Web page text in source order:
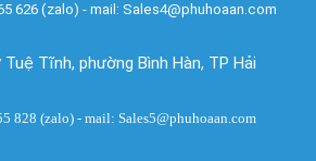
626 (zalo) - mail: Sales4@phuhoaan.com
Tĩnh, phường Bình Hàn, TP Hải
828 (zalo) - mail: Sales5@phuhoaan.com